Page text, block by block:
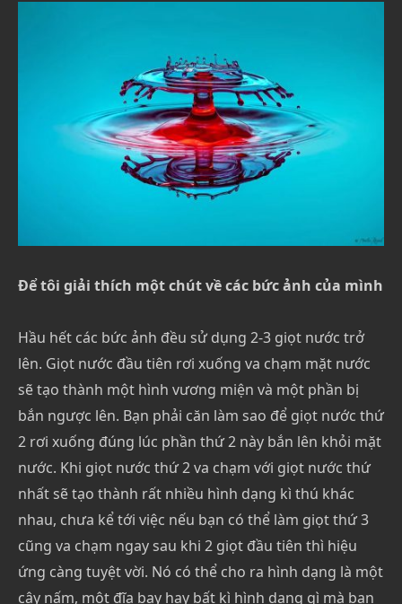
Để tôi giải thích một chút về các bức ảnh của mình
Hầu hết các bức ảnh đều sử dụng 2-3 giọt nước trở
lên. Giọt nước đầu tiên rơi xuống va chạm mặt nước
sẽ tạo thành một hình vương miện và một phần bị
bắn ngược lên. Bạn phải căn làm sao để giọt nước thứ
2 rơi xuống đúng lúc phần thứ 2 này bắn lên khỏi mặt
nước. Khi giọt nước thứ 2 va chạm với giọt nước thứ
nhất sẽ tạo thành rất nhiều hình dạng kì thú khác
nhau, chưa kể tới việc nếu bạn có thể làm giọt thứ 3
cũng va chạm ngay sau khi 2 giọt đầu tiên thì hiệu
ứng càng tuyệt vời. Nó có thể cho ra hình dạng là một
cây nấm, một đĩa bay hay bất kì hình dạng gì mà bạn